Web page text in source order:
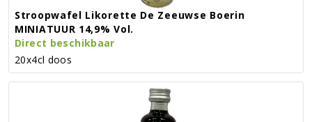
Stroopwafel Likorette De Zeeuwse Boerin
MINIATUUR 14,9% Vol.
Direct beschikbaar
20x4cl doos